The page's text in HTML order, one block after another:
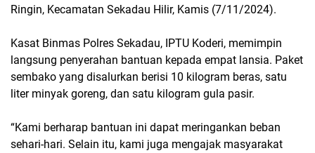
Ringin, Kecamatan Sekadau Hilir, Kamis (7/11/2024).
Kasat Binmas Polres Sekadau, IPTU Koderi, memimpin
langsung penyerahan bantuan kepada empat lansia. Paket
sembako yang disalurkan berisi 10 kilogram beras, satu
liter minyak goreng, dan satu kilogram gula pasir.
“Kami berharap bantuan ini dapat meringankan beban
sehari-hari. Selain itu, kami juga mengajak masyarakat